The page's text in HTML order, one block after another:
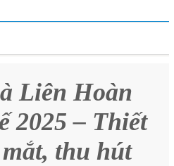
Liên Hoàn
2025 – Thiết
mắt, thu hút